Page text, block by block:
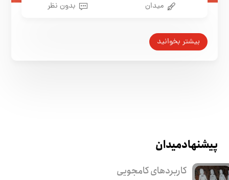
میدان بدون نظر
بیشتر بخوانید
پیشنهاد میدان
کاربرد‌های کامجویی